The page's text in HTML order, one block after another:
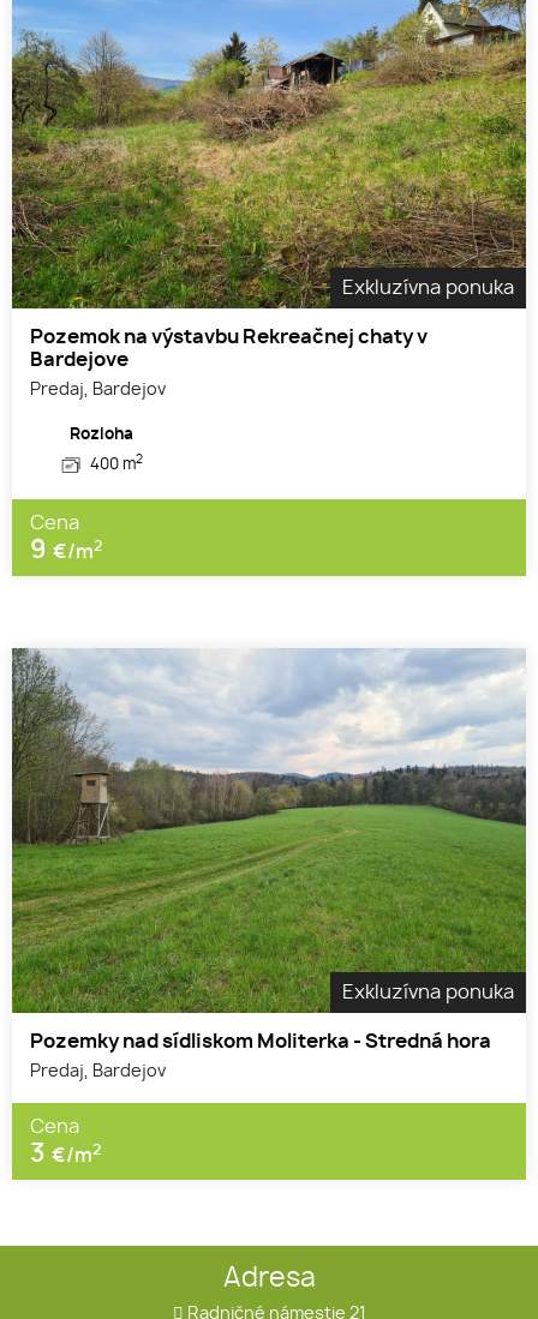
Exkluzívna ponuka
Pozemok na výstavbu Rekreačnej chaty v
Bardejove
Predaj, Bardejov
Rozloha
400 m2
Cena
9 €/m2
Exkluzívna ponuka
Pozemky nad sídliskom Moliterka - Stredná hora
Predaj, Bardejov
Cena
3 €/m2
Adresa
Radničné námestie 21